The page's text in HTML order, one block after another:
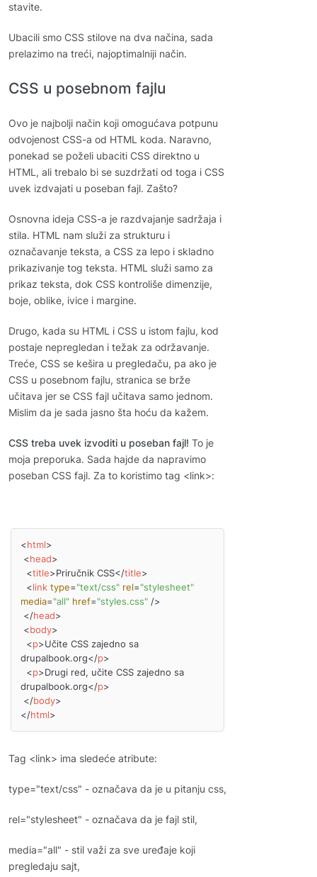
stavite.
Ubacili smo CSS stilove na dva načina, sada
prelazimo na treći, najoptimalniji način.
CSS u posebnom fajlu
Ovo je najbolji način koji omogućava potpunu
odvojenost CSS-a od HTML koda. Naravno,
ponekad se poželi ubaciti CSS direktno u
HTML, ali trebalo bi se suzdržati od toga i CSS
uvek izdvajati u poseban fajl. Zašto?
Osnovna ideja CSS-a je razdvajanje sadržaja i
stila. HTML nam služi za strukturu i
označavanje teksta, a CSS za lepo i skladno
prikazivanje tog teksta. HTML služi samo za
prikaz teksta, dok CSS kontroliše dimenzije,
boje, oblike, ivice i margine.
Drugo, kada su HTML i CSS u istom fajlu, kod
postaje nepregledan i težak za održavanje.
Treće, CSS se kešira u pregledaču, pa ako je
CSS u posebnom fajlu, stranica se brže
učitava jer se CSS fajl učitava samo jednom.
Mislim da je sada jasno šta hoću da kažem.
CSS treba uvek izvoditi u poseban fajl! To je
moja preporuka. Sada hajde da napravimo
poseban CSS fajl. Za to koristimo tag <link>:
<html>
<head>
<title>Priručnik CSS</title>
<link type= "text/css" rel= "stylesheet"
media= "all" href= "styles.css" />
</head>
<body>
<p>Učite CSS zajedno sa
drupalbook.org</p>
<p>Drugi red, učite CSS zajedno sa
drupalbook.org</p>
</body>
</html>
Tag <link> ima sledeće atribute:
type="text/css" - označava da je u pitanju css,
rel="stylesheet" - označava da je fajl stil,
media="all" - stil važi za sve uređaje koji
pregledaju sajt,